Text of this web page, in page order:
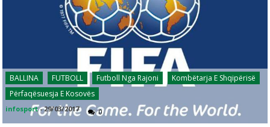
BALLINA FUTBOLL Futboll Nga Rajoni
Kombëtarja E Shqipërisë
Përfaqësuesja E Kosovës
infosport -29/03/2017 0